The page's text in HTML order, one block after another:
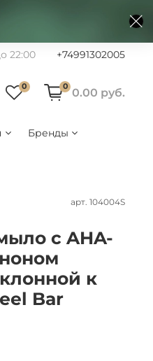
22:00 +74991302005
0 0 0.00 руб.
Бренды
арт. 104004S
с AHA-
к
Bar